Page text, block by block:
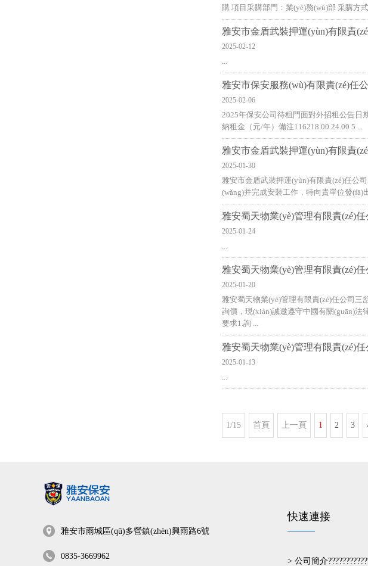
購 項目采購部門：業(yè)務(wù)部 采購方
雅安市金盾武裝押運(yùn)有限責
2025-02-12
...
雅安市保安服務(wù)有限責(zé)任
2025-02-06
2025年保安公司待租門面對外招租公告日
納租金（元/年）備注116218.00 24.00 5 ...
雅安市金盾武裝押運(yùn)有限責
2025-01-30
雅安市金盾武裝押運(yùn)有限責(zé)任公
(wǎng)并完成安裝工作，特向貴單位發(fā)
雅安蜀天物業(yè)管理有限責(zé)
2025-01-24
...
雅安蜀天物業(yè)管理有限責(zé)
2025-01-20
雅安蜀天物業(yè)管理有限責(zé)任公司
詢價，現(xiàn)誠邀遵守中國有關(guān)法
要求1.詢 ...
雅安蜀天物業(yè)管理有限責(zé)任
2025-01-13
...
1/15 首頁 上一頁 1 2 3
雅安市雨城區(qū)多營鎮(zhèn)興雨路6號
0835-3669962
快速連接
> 公司簡介